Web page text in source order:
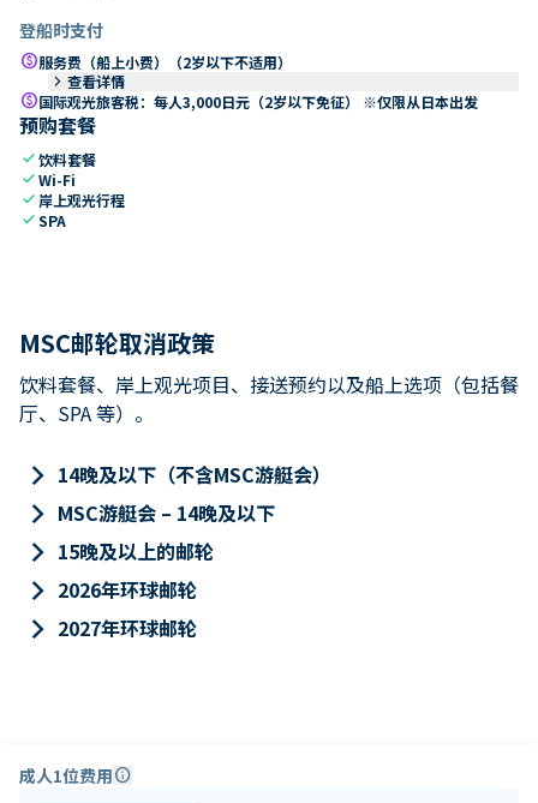
登船时支付
paid服务费（船上小费）（2岁以下不适用）
keyboard_arrow_right 查看详情
paid国际观光旅客税：每人3,000日元（2岁以下免征） ※仅限从日本出发
预购套餐
check饮料套餐
checkWi-Fi
check 岸上观光行程
checkSPA
MSC邮轮取消政策
饮料套餐、岸上观光项目、接送预约以及船上选项（包括餐
厅、SPA 等）。
keyboard_arrow_right 14晚及以下（不含MSC游艇会）
keyboard_arrow_right MSC游艇会 – 14晚及以下
keyboard_arrow_right 15晚及以上的邮轮
keyboard_arrow_right 2026年环球邮轮
keyboard_arrow_right 2027年环球邮轮
成人1位费用info